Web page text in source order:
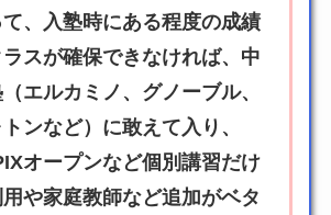
て、入塾時にある程度の成績
ラスが確保できなければ、中
エルカミノ、グノーブル、
ンなど）に敢えて入り、
オープンなど個別講習だけ
や家庭教師など追加がベタ